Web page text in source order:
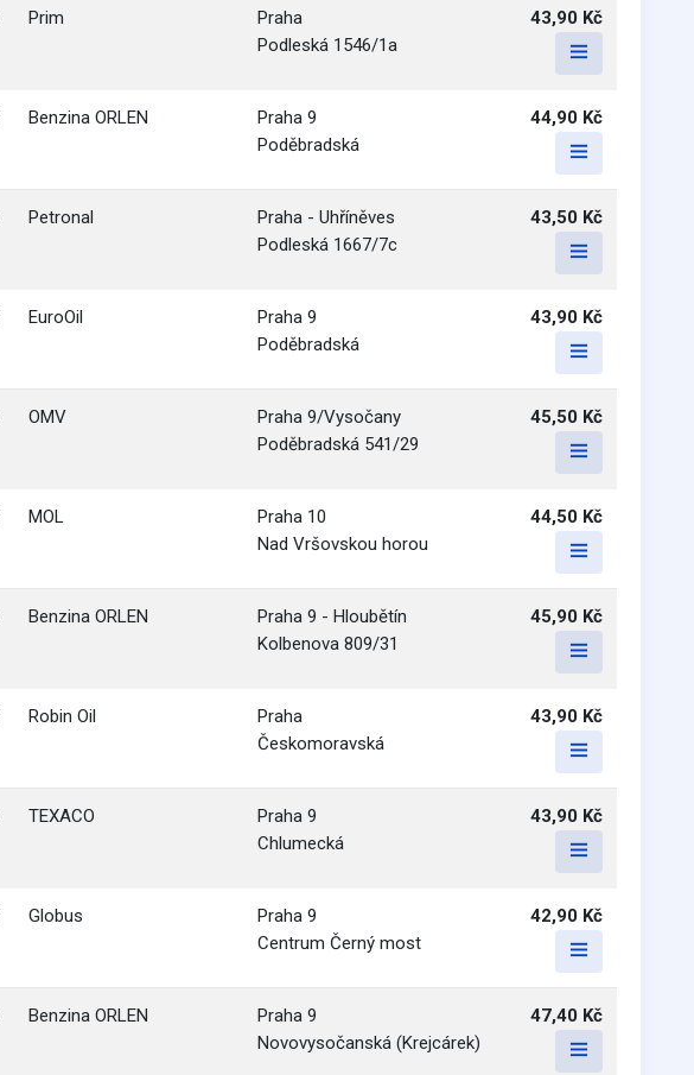
Prim
Praha
Podleská 1546/1a
43,90 Kč
Benzina ORLEN
Praha 9
Poděbradská
44,90 Kč
Petronal
Praha - Uhříněves
Podleská 1667/7c
43,50 Kč
EuroOil
Praha 9
Poděbradská
43,90 Kč
OMV
Praha 9/Vysočany
Poděbradská 541/29
45,50 Kč
MOL
Praha 10
Nad Vršovskou horou
44,50 Kč
Benzina ORLEN
Praha 9 - Hloubětín
Kolbenova 809/31
45,90 Kč
Robin Oil
Praha
Českomoravská
43,90 Kč
TEXACO
Praha 9
Chlumecká
43,90 Kč
Globus
Praha 9
Centrum Černý most
42,90 Kč
Benzina ORLEN
Praha 9
Novovysočanská (Krejcárek)
47,40 Kč